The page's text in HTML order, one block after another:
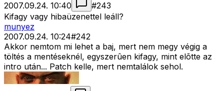
2007.09.24. 10:40 #243
Kifagy vagy hibaüzenettel leáll?
munyez
2007.09.24. 10:24#242
Akkor nemtom mi lehet a baj, mert nem megy végig a
töltés a mentéseknél, egyszerûen kifagy, mint elõtte az
intro után... Patch kelle, mert nemtalálok sehol.